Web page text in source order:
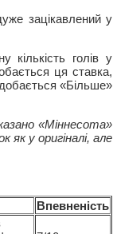
зацікавлений у
кількість голів у
ця ставка,
«Більше»
«Міннесота»
у оригіналі, але
Впевненість